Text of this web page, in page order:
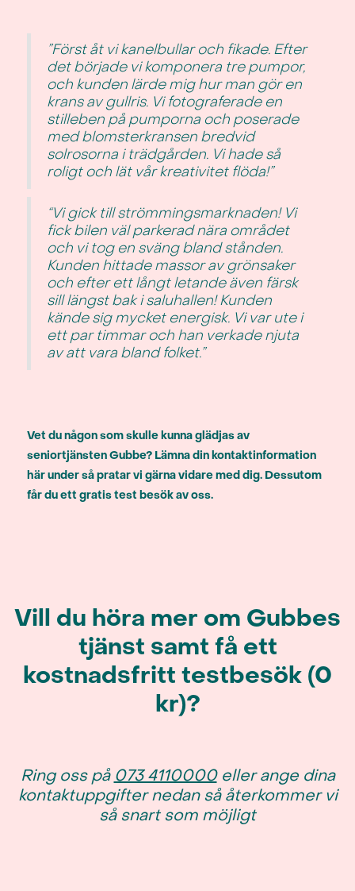
”Först åt vi kanelbullar och fikade. Efter
det började vi komponera tre pumpor,
och kunden lärde mig hur man gör en
krans av gullris. Vi fotograferade en
stilleben på pumporna och poserade
med blomsterkransen bredvid
solrosorna i trädgården. Vi hade så
roligt och lät vår kreativitet flöda!”
“Vi gick till strömmingsmarknaden! Vi
fick bilen väl parkerad nära området
och vi tog en sväng bland stånden.
Kunden hittade massor av grönsaker
och efter ett långt letande även färsk
sill längst bak i saluhallen! Kunden
kände sig mycket energisk. Vi var ute i
ett par timmar och han verkade njuta
av att vara bland folket.”
Vet du någon som skulle kunna glädjas av
seniortjänsten Gubbe? Lämna din kontaktinformation
här under så pratar vi gärna vidare med dig. Dessutom
får du ett gratis test besök av oss.
Vill du höra mer om Gubbes
tjänst samt få ett
kostnadsfritt testbesök (0
kr)?
Ring oss på 073 4110000eller ange dina
kontaktuppgifter nedan så återkommer vi
så snart som möjligt